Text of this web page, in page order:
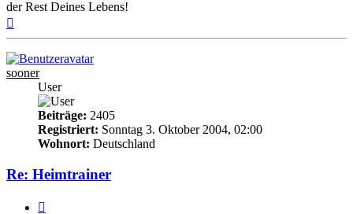
der Rest Deines Lebens!
oben
sooner
User
Beiträge: 2405
Registriert: Sonntag 3. Oktober 2004, 02:00
Wohnort: Deutschland
Re: Heimtrainer